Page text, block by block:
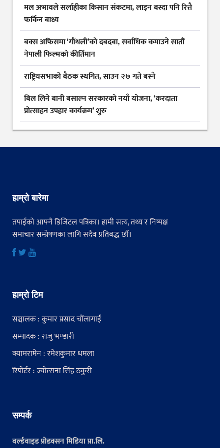
मल अभावले सर्लाहीका किसान संकटमा, लाइन बस्दा पनि रित्तै
फर्किन बाध्य
बक्स अफिसमा ‘गौंथली’को दबदबा, सर्वाधिक कमाउने सातौं
नेपाली फिल्मको कीर्तिमान
राष्ट्रियसभाको बैठक स्थगित, साउन २७ गते बस्ने
बिल लिने बानी बसाल्न सरकारको नयाँ योजना, ‘करदाता
प्रोत्साहन उपहार कार्यक्रम’ शुरु
हाम्रो बारेमा
तपाईंको आफ्नै डिजिटल पत्रिका। हामी सत्य, तथ्य र निष्पक्ष
समाचार सम्प्रेषणका लागि सदैव प्रतिबद्ध छौं।
हाम्रो टिम
सञ्चालक : कुमार प्रसाद चौंलागाईं
सम्पादक : राजु भण्डारी
क्यामरामेन : रमेशकुमार धमला
रिपोर्टर : ज्योत्सना सिंह ठकुरी
सम्पर्क
वर्ल्डवाइड प्रोडक्सन मिडिया प्रा.लि.